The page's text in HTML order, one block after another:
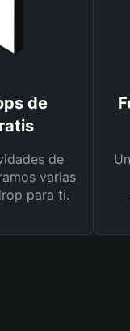
de
de
varias
para ti.